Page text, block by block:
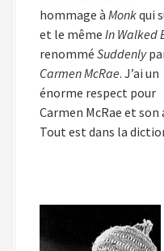
hommage à Monkqui
et le même In Walked
renommé Suddenly
Carmen McRae. J’ai un
énorme respect pour
Carmen McRae et
Tout est dans la